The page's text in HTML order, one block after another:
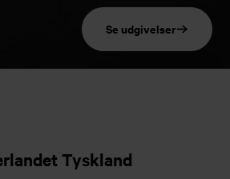
Se udgivelser
Tyskland